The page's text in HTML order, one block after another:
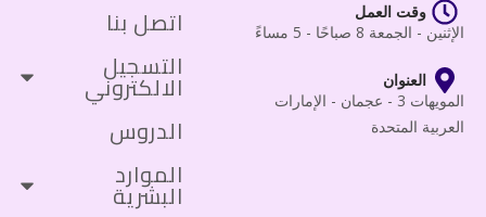
وقت العمل
الإثنين - الجمعة 8 صباحًا - 5 مساءً
العنوان
المويهات 3 - عجمان - الإمارات
العربية المتحدة
اتصل بنا
التسجيل
الالكتروني
الدروس
الموارد
البشرية